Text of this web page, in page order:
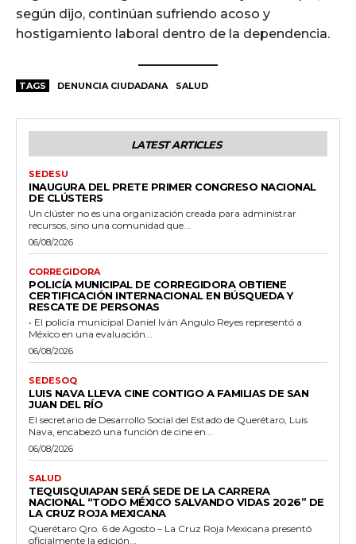
según dijo, continúan sufriendo acoso y
hostigamiento laboral dentro de la dependencia.
TAGS DENUNCIA CIUDADANA SALUD
LATEST ARTICLES
SEDESU
INAUGURA DEL PRETE PRIMER CONGRESO NACIONAL
DE CLÚSTERS
Un clúster no es una organización creada para administrar
recursos, sino una comunidad que...
06/08/2026
CORREGIDORA
POLICÍA MUNICIPAL DE CORREGIDORA OBTIENE
CERTIFICACIÓN INTERNACIONAL EN BÚSQUEDA Y
RESCATE DE PERSONAS
• El policía municipal Daniel Iván Angulo Reyes representó a
México en una evaluación...
06/08/2026
SEDESOQ
LUIS NAVA LLEVA CINE CONTIGO A FAMILIAS DE SAN
JUAN DEL RÍO
El secretario de Desarrollo Social del Estado de Querétaro, Luis
Nava, encabezó una función de cine en...
06/08/2026
SALUD
TEQUISQUIAPAN SERÁ SEDE DE LA CARRERA
NACIONAL “TODO MÉXICO SALVANDO VIDAS 2026” DE
LA CRUZ ROJA MEXICANA
Querétaro Qro. 6 de Agosto – La Cruz Roja Mexicana presentó
oficialmente la edición...